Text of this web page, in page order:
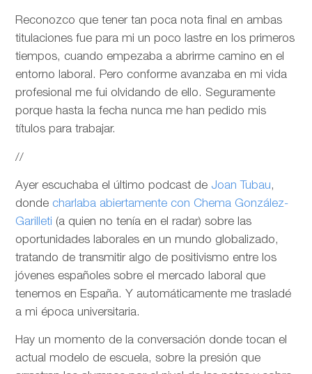
Reconozco que tener tan poca nota final en ambas
titulaciones fue para mi un poco lastre en los primeros
tiempos, cuando empezaba a abrirme camino en el
entorno laboral. Pero conforme avanzaba en mi vida
profesional me fui olvidando de ello. Seguramente
porque hasta la fecha nunca me han pedido mis
títulos para trabajar.
//
Ayer escuchaba el último podcast de Joan Tubau,
donde charlaba abiertamente con Chema González-
Garilleti (a quien no tenía en el radar) sobre las
oportunidades laborales en un mundo globalizado,
tratando de transmitir algo de positivismo entre los
jóvenes españoles sobre el mercado laboral que
tenemos en España. Y automáticamente me trasladé
a mi época universitaria.
Hay un momento de la conversación donde tocan el
actual modelo de escuela, sobre la presión que